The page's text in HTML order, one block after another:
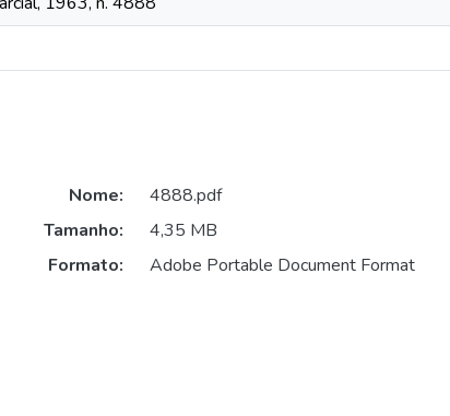
Nome:
4888.pdf
Tamanho:
4,35 MB
Formato:
Adobe Portable Document Format